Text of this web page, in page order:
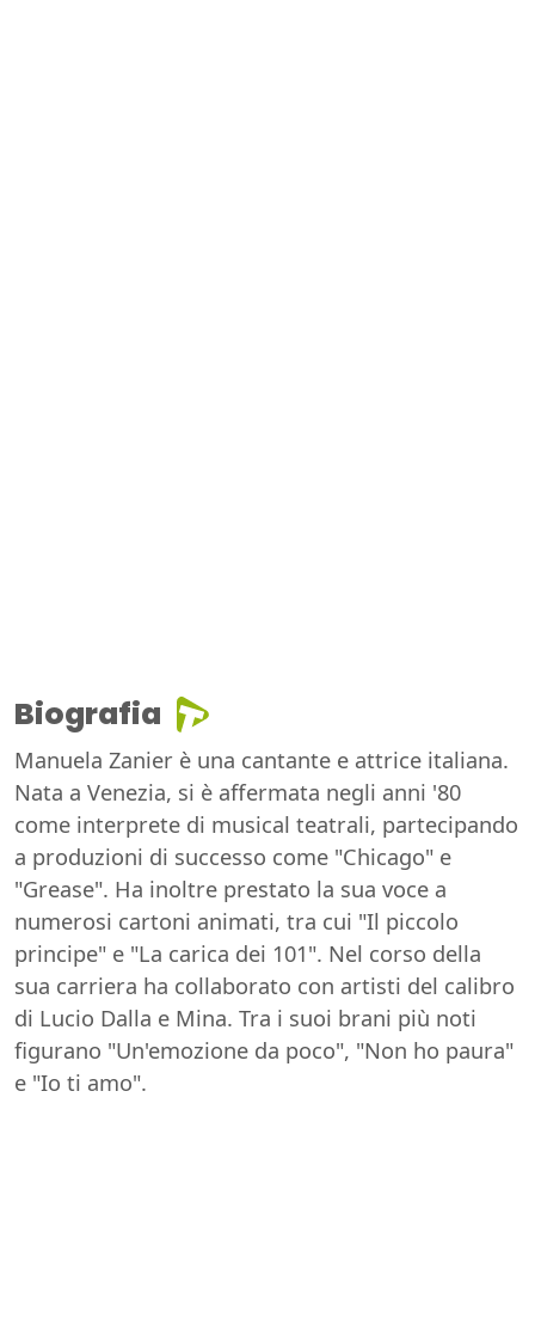
Biografia
Manuela Zanier è una cantante e attrice italiana.
Nata a Venezia, si è affermata negli anni '80
come interprete di musical teatrali, partecipando
a produzioni di successo come "Chicago" e
"Grease". Ha inoltre prestato la sua voce a
numerosi cartoni animati, tra cui "Il piccolo
principe" e "La carica dei 101". Nel corso della
sua carriera ha collaborato con artisti del calibro
di Lucio Dalla e Mina. Tra i suoi brani più noti
figurano "Un'emozione da poco", "Non ho paura"
e "Io ti amo".